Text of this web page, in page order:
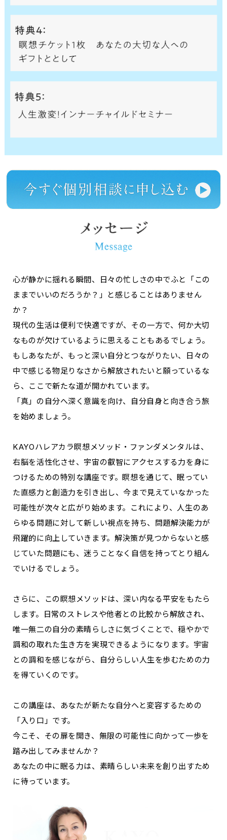
心が静かに揺れる瞬間、日々の忙しさの中でふと「この
ままでいいのだろうか？」と感じることはありません
か？
現代の生活は便利で快適ですが、その一方で、何か大切
なものが欠けているように思えることもあるでしょう。
もしあなたが、もっと深い自分とつながりたい、日々の
中で感じる物足りなさから解放されたいと願っているな
ら、ここで新たな道が開かれています。
「真」の自分へ深く意識を向け、自分自身と向き合う旅
を始めましょう。
KAYOハレアカラ瞑想メソッド・ファンダメンタルは、
右脳を活性化させ、宇宙の叡智にアクセスする力を身に
つけるための特別な講座です。瞑想を通じて、眠ってい
た直感力と創造力を引き出し、今まで見えていなかった
可能性が次々と広がり始めます。これにより、人生のあ
らゆる問題に対して新しい視点を持ち、問題解決能力が
飛躍的に向上していきます。解決策が見つからないと感
じていた問題にも、迷うことなく自信を持ってとり組ん
でいけるでしょう。
さらに、この瞑想メソッドは、深い内なる平安をもたら
します。日常のストレスや他者との比較から解放され、
唯一無二の自分の素晴らしさに気づくことで、穏やかで
調和の取れた生き方を実現できるようになります。宇宙
との調和を感じながら、自分らしい人生を歩むための力
を得ていくのです。
この講座は、あなたが新たな自分へと変容するための
「入り口」です。
今こそ、その扉を開き、無限の可能性に向かって一歩を
踏み出してみませんか？
あなたの中に眠る力は、素晴らしい未来を創り出すため
に待っています。